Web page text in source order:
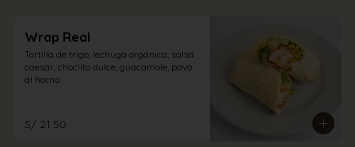
Wrap Real
Tortilla de trigo, lechuga orgánica, salsa
caesar, choclito dulce, guacamole, pavo
al horno.
S/ 21.50